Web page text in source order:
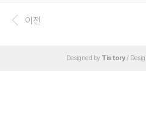
이스에서도 되게 신박한 아이디어들은 많더
s(게임), Innovation(혁신), World
이전
Designed by Tistory/